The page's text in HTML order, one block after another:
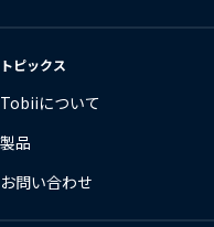
語
の
更
トピックス
Tobiiについて
製品
お問い合わせ